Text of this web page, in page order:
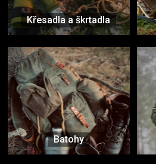
Křesadla a škrtadla
Batohy